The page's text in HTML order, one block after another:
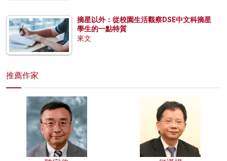
摘星以外：從校園生活觀察DSE中文科摘星
學生的一點特質
來文
推薦作家